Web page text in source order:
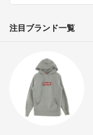
注目ブランド一覧